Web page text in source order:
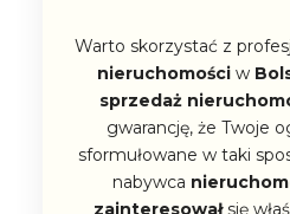
Warto skorzystać z
nieruchomościw
sprzedaż
gwarancję, że Twoje
sformułowane w taki
nabywca
zainteresowałsię